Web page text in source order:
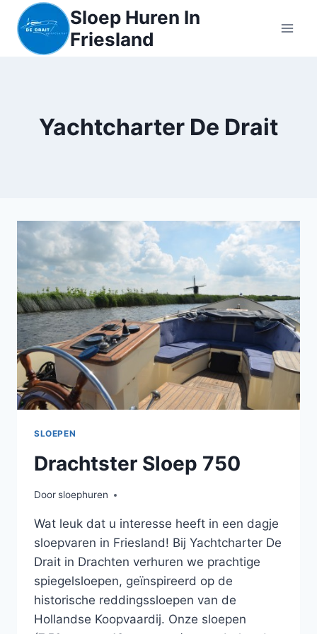
Sloep Huren In
Friesland
Yachtcharter De Drait
SLOEPEN
Drachtster Sloep 750
Doorsloephuren
Wat leuk dat u interesse heeft in een dagje
sloepvaren in Friesland! Bij Yachtcharter De
Drait in Drachten verhuren we prachtige
spiegelsloepen, geïnspireerd op de
historische reddingssloepen van de
Hollandse Koopvaardij. Onze sloepen